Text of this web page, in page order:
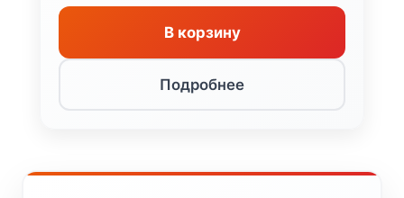
В корзину
Подробнее